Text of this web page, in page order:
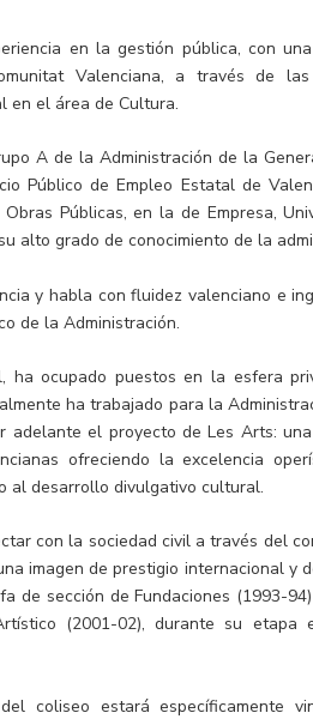
en la gestión pública, con
Valenciana, a través de
en el área de Cultura.
A de la Administración de la
Público de Empleo Estatal de
Públicas, en la de Empresa,
alto grado de conocimiento de la
y habla con fluidez valenciano e
de la Administración.
ocupado puestos en la esfera
ha trabajado para la
adelante el proyecto de Les Arts:
ofreciendo la excelencia
al desarrollo divulgativo cultural.
con la sociedad civil a través del
imagen de prestigio internacional y
de sección de Fundaciones (1993-
(2001-02), durante su
coliseo estará específicamente